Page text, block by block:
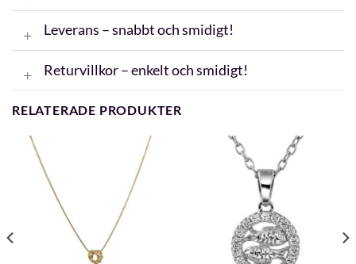
Leverans – snabbt och smidigt!
Returvillkor – enkelt och smidigt!
RELATERADE PRODUKTER